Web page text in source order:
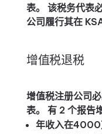
表。 该税务代表
公司履行其在
增值税退税
增值税注册公司
表。 有 2 个报告
年收入在4000